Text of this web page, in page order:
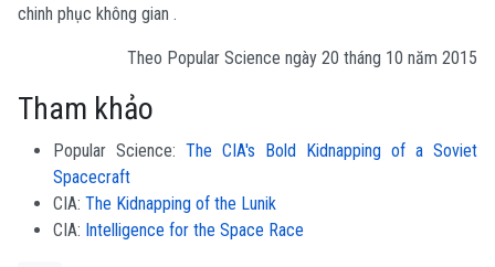
chinh phục không gian .
Theo Popular Science ngày 20 tháng 10 năm 2015
Tham khảo
Popular Science: The CIA's Bold Kidnapping of a Soviet
Spacecraft
CIA: The Kidnapping of the Lunik
CIA: Intelligence for the Space Race